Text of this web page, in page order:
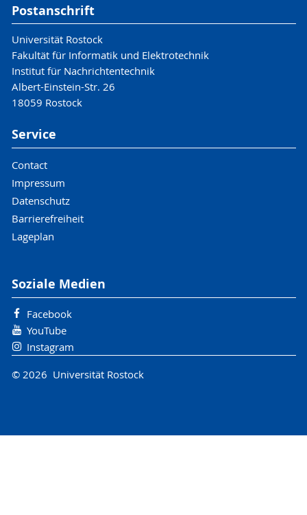
Postanschrift
Universität Rostock
Fakultät für Informatik und Elektrotechnik
Institut für Nachrichtentechnik
Albert-Einstein-Str. 26
18059 Rostock
Service
Contact
Impressum
Datenschutz
Barrierefreiheit
Lageplan
Soziale Medien
Facebook
YouTube
Instagram
© 2026 Universität Rostock